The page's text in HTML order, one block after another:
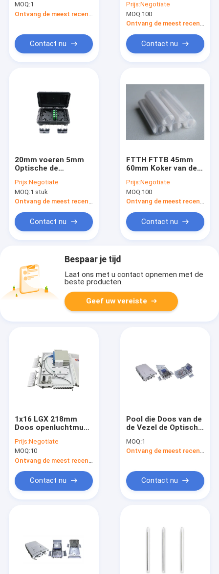
Optische
Gezamenlijke Sluiting
MOQ:1
Contact nu
Optische Las
Prijs:Negotiate
MOQ:100
Contact nu
20mm voeren 5mm
Optische de
van de Outputvezel
Prijs:Negotiate
MOQ:1 stuk
Ontvang de meest recente Prijs
Contact nu
FTTH FTTB 45mm
60mm Koker van de
Bescherming
Prijs:Negotiate
MOQ:100
Ontvang de meest recente Prijs
Contact nu
Bespaar je tijd
Laat ons met u contact opnemen met de
beste producten.
Geef uw vereiste
1x16 LGX 218mm
Doos openluchtmuur
Box van de Vezel de
Optische Beëindiging
Prijs:Negotiate
MOQ:10
Contact nu
Pool die Doos van de
de Vezel de Optische
FTTH opzetten
MOQ:1
Ontvang de meest recente Prijs
Contact nu